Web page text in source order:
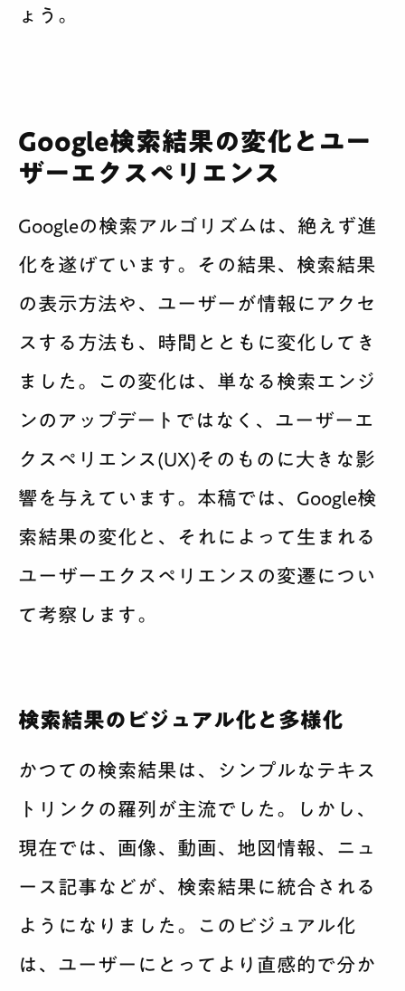
ょう。
Google検索結果の変化とユー
ザーエクスペリエンス
Googleの検索アルゴリズムは、絶えず進
化を遂げています。その結果、検索結果
の表示方法や、ユーザーが情報にアクセ
スする方法も、時間とともに変化してき
ました。この変化は、単なる検索エンジ
ンのアップデートではなく、ユーザーエ
クスペリエンス(UX)そのものに大きな影
響を与えています。本稿では、Google検
索結果の変化と、それによって生まれる
ユーザーエクスペリエンスの変遷につい
て考察します。
検索結果のビジュアル化と多様化
かつての検索結果は、シンプルなテキス
トリンクの羅列が主流でした。しかし、
現在では、画像、動画、地図情報、ニュ
ース記事などが、検索結果に統合される
ようになりました。このビジュアル化
は、ユーザーにとってより直感的で分か